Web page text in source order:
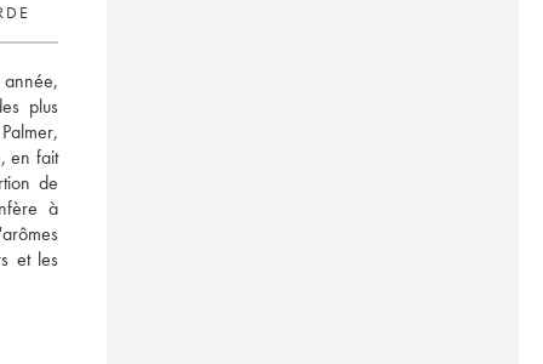
plus
en fait
de
à
et les